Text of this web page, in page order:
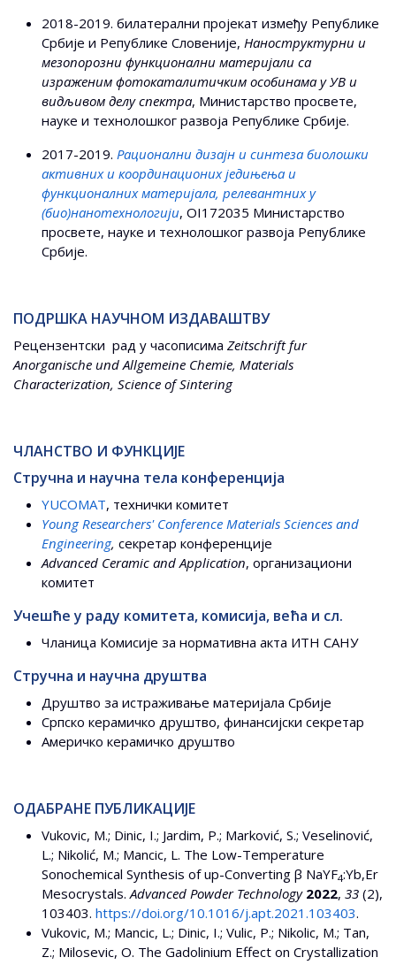
2018-2019. билатерални пројекат између Републике
Србије и Републике Словеније, Наноструктурни и
мезопорозни функционални материјали са
израженим фотокаталитичким особинама у УВ и
видљивом делу спектра, Министарство просвете,
науке и технолошког развоја Републике Србије.
2017-2019. Рационални дизајн и синтеза биолошки
активних и координационих једињења и
функционалних материјала, релевантних у
(био)нанотехнологији, OI172035 Министарство
просвете, науке и технолошког развоја Републике
Србије.
ПОДРШКА НАУЧНОМ ИЗДАВАШТВУ
Рецензентски рад у часописима Zeitschrift fur
Anorganische und Allgemeine Chemie, Materials
Characterization, Science of Sintering
ЧЛАНСТВО И ФУНКЦИЈЕ
Стручна и научна тела конференција
YUCOMAT, технички комитет
Young Researchers' Conference Materials Sciences and
Engineering, секретар конференције
Advanced Ceramic and Application, организациони
комитет
Учешће у раду комитета, комисија, већа и сл.
Чланица Комисије за нормативна акта ИТН САНУ
Стручна и научна друштва
Друштво за истраживање материјала Србије
Српско керамичко друштво, финансијски секретар
Америчко керамичко друштво
ОДАБРАНЕ ПУБЛИКАЦИЈЕ
Vukovic, M.; Dinic, I.; Jardim, P.; Marković, S.; Veselinović,
L.; Nikolić, M.; Mancic, L. The Low-Temperature
Sonochemical Synthesis of up-Converting β NaYF4:Yb,Er
Mesocrystals.Advanced Powder Technology 2022, 33 (2),
103403. https://doi.org/10.1016/j.apt.2021.103403.
Vukovic, M.; Mancic, L.; Dinic, I.; Vulic, P.; Nikolic, M.; Tan,
Z.; Milosevic, O. The Gadolinium Effect on Crystallization